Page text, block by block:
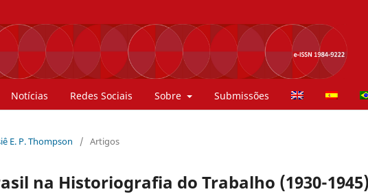
Notícias Redes Sociais Sobre Submissões
E. P. Thompson / Artigos
na Historiografia do Trabalho (1930-1945)